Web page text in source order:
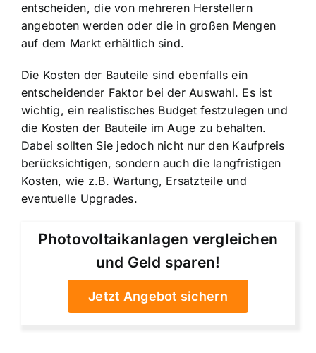
entscheiden, die von mehreren Herstellern
angeboten werden oder die in großen Mengen
auf dem Markt erhältlich sind.
Die Kosten der Bauteile sind ebenfalls ein
entscheidender Faktor bei der Auswahl. Es ist
wichtig, ein realistisches Budget festzulegen und
die Kosten der Bauteile im Auge zu behalten.
Dabei sollten Sie jedoch nicht nur den Kaufpreis
berücksichtigen, sondern auch die langfristigen
Kosten, wie z.B. Wartung, Ersatzteile und
eventuelle Upgrades.
Photovoltaikanlagen vergleichen
und Geld sparen!
Jetzt Angebot sichern